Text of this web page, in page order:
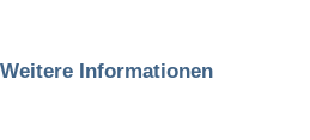
Weitere Informationen